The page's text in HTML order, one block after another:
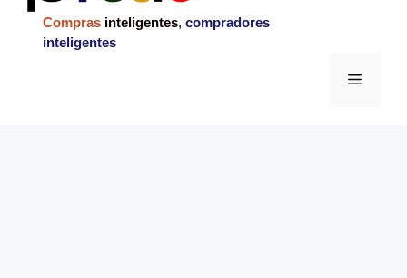
Compras inteligentes, compradores
inteligentes
Menu